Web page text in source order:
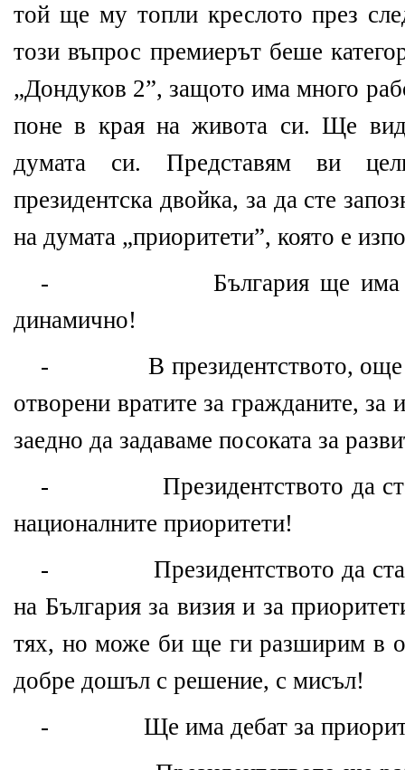
той ще му топли креслото през
този въпрос премиерът беше
„Дондуков 2”, защото има много
поне в края на живота си. Ще
думата си. Представям ви
президентска двойка, за да сте
на думата „приоритети”, която е
- България ще има
динамично!
- В президентството, още от
отворени вратите за гражданите, за
заедно да задаваме посоката за
- Президентството да стане
националните приоритети!
- Президентството да стане
на България за визия и за
тях, но може би ще ги разширим в
добре дошъл с решение, с мисъл!
- Ще има дебат за